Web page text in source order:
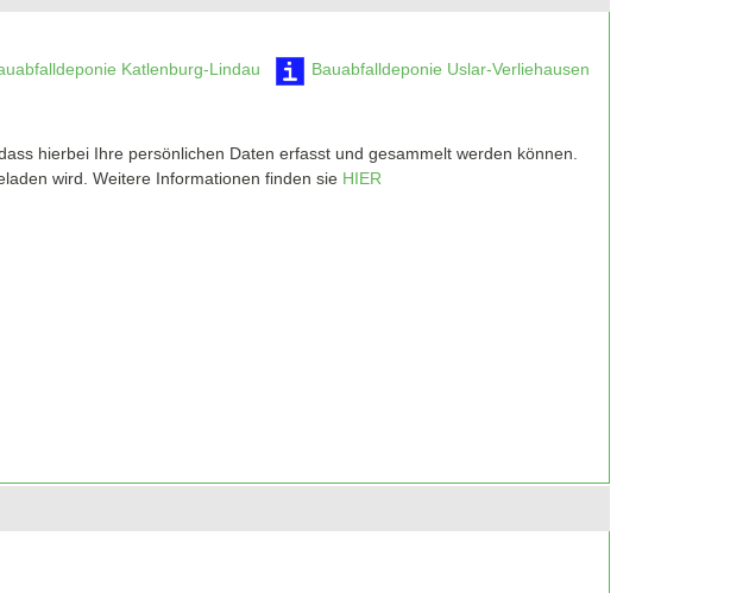
Katlenburg-Lindau Bauabfalldeponie Uslar-Verliehausen
hierbei Ihre persönlichen Daten erfasst und gesammelt werden können.
wird. Weitere Informationen finden sie HIER